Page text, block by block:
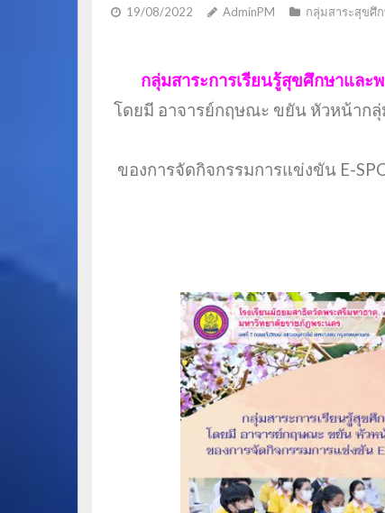
19/08/2022 AdminPM กลุ่มสาระสุขศึ
กลุ่มสาระการเรียนรู้สุขศึกษาและ
โดยมี อาจารย์กฤษณะ ขยัน หัวหน้ากลุ่
ของการจัดกิจกรรมการแข่งขัน E-